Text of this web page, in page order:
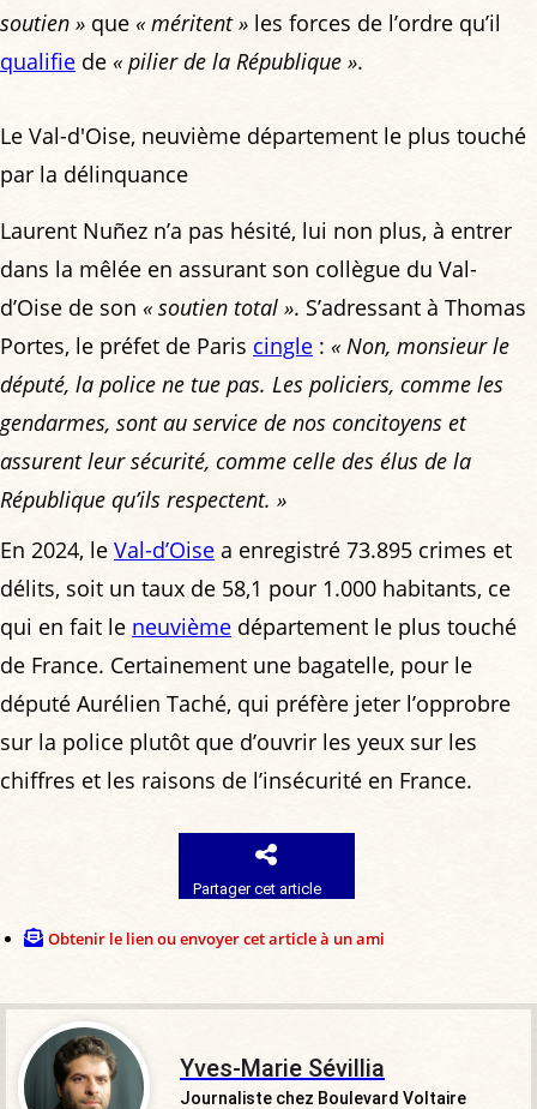
soutien » que « méritent » les forces de l’ordre qu’il
qualifie de « pilier de la République ».
Le Val-d'Oise, neuvième département le plus touché
par la délinquance
Laurent Nuñez n’a pas hésité, lui non plus, à entrer
dans la mêlée en assurant son collègue du Val-
d’Oise de son « soutien total ». S’adressant à Thomas
Portes, le préfet de Paris cingle : « Non, monsieur le
député, la police ne tue pas. Les policiers, comme les
gendarmes, sont au service de nos concitoyens et
assurent leur sécurité, comme celle des élus de la
République qu’ils respectent. »
En 2024, le Val-d’Oise a enregistré 73.895 crimes et
délits, soit un taux de 58,1 pour 1.000 habitants, ce
qui en fait le neuvième département le plus touché
de France. Certainement une bagatelle, pour le
député Aurélien Taché, qui préfère jeter l’opprobre
sur la police plutôt que d’ouvrir les yeux sur les
chiffres et les raisons de l’insécurité en France.
Partager cet article
Obtenir le lien ou envoyer cet article à un ami
Yves-Marie Sévillia
Journaliste chez Boulevard Voltaire